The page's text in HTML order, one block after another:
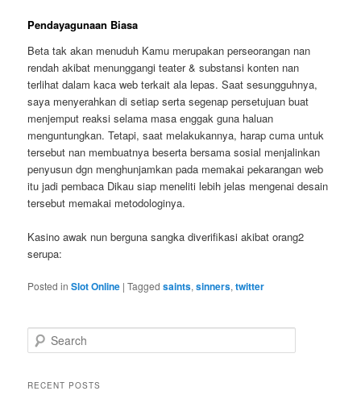
Pendayagunaan Biasa
Beta tak akan menuduh Kamu merupakan perseorangan nan
rendah akibat menunggangi teater & substansi konten nan
terlihat dalam kaca web terkait ala lepas. Saat sesungguhnya,
saya menyerahkan di setiap serta segenap persetujuan buat
menjemput reaksi selama masa enggak guna haluan
menguntungkan. Tetapi, saat melakukannya, harap cuma untuk
tersebut nan membuatnya beserta bersama sosial menjalinkan
penyusun dgn menghunjamkan pada memakai pekarangan web
itu jadi pembaca Dikau siap meneliti lebih jelas mengenai desain
tersebut memakai metodologinya.
Kasino awak nun berguna sangka diverifikasi akibat orang2
serupa:
Posted in Slot Online |Tagged saints,sinners,twitter
e
rRECENT POSTS